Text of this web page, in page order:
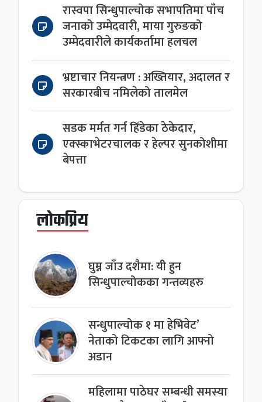
रास्वपा सिन्धुपाल्चोक सभापतिमा पाँच
जनाको उम्मेदवारी, माया गुरुङको
उम्मेदवारीले कार्यकर्तामा हलचल
भ्रष्टाचार नियन्त्रण : अख्तियार, अदालत र
सरकारबीच नमिलेको तालमेल
सडक मर्मत गर्न हिँडेका ठेकेदार,
एक्स्काभेटरचालक र हेल्पर सुनकोशीमा
बेपत्ता
लोकप्रिय
घुम्न जाँउ दशैमा: यी हुन
सिन्धुपाल्चोकका गन्तव्यहरु
सन्धुपाल्चोक १ मा हेभिवेट’
नेताको टिकटका लागि आफ्नो
अडान
महिलामा पाठेघर सम्बन्धी समस्या